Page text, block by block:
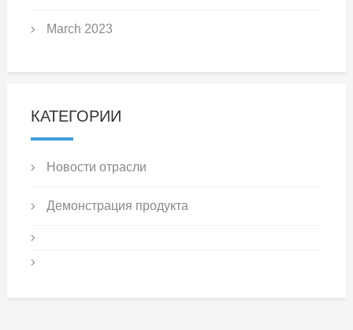
March 2023
КАТЕГОРИИ
Новости отрасли
Демонстрация продукта